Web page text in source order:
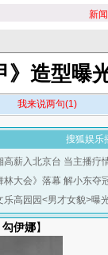
新闻
》造型曝
我来说两句(1)
搜狐娱乐
高薪入北京台 当主播疗
林大会》落幕 解小东夺
乐高园园<男才女貌>曝
伊娜】